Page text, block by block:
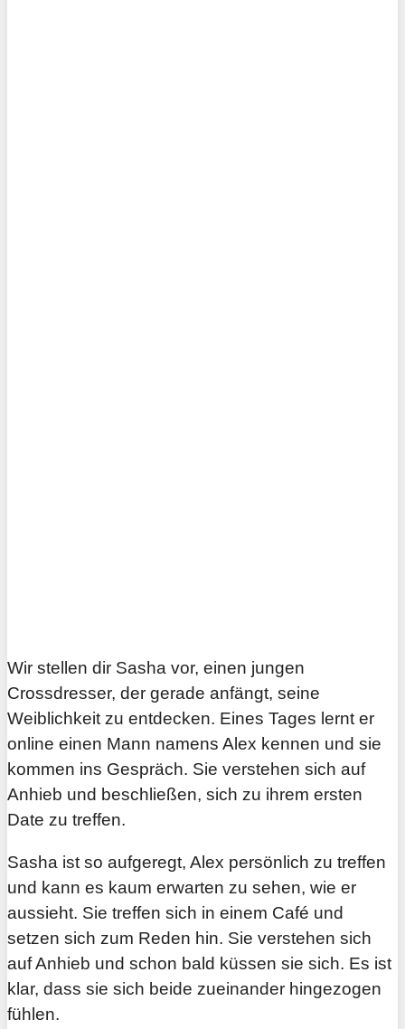
Wir stellen dir Sasha vor, einen jungen
Crossdresser, der gerade anfängt, seine
Weiblichkeit zu entdecken. Eines Tages lernt er
online einen Mann namens Alex kennen und sie
kommen ins Gespräch. Sie verstehen sich auf
Anhieb und beschließen, sich zu ihrem ersten
Date zu treffen.
Sasha ist so aufgeregt, Alex persönlich zu treffen
und kann es kaum erwarten zu sehen, wie er
aussieht. Sie treffen sich in einem Café und
setzen sich zum Reden hin. Sie verstehen sich
auf Anhieb und schon bald küssen sie sich. Es ist
klar, dass sie sich beide zueinander hingezogen
fühlen.